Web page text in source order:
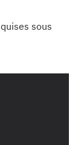
sous